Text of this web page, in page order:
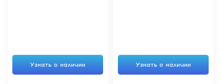
Узнать о наличии Узнать о наличии